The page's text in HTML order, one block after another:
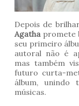
Depois de
Agatha promete
seu primeiro
autoral não é
mas também
futuro curta-
álbum,
músicas.